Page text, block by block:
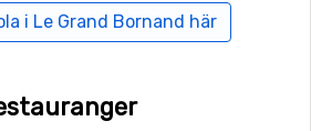
väl anpassad för de som vill
och bjuder på en stor terräng att
om ni befinner er i närheten. I
i Le Grand Bornand här